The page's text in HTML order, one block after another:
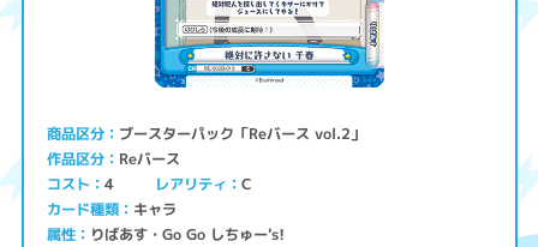
商品区分 ブースターパック「Reバース vol.2」
作品区分 Reバース
コスト 4 レアリティ C
カード種類 キャラ
属性 りばあす・Go Go しちゅー's!